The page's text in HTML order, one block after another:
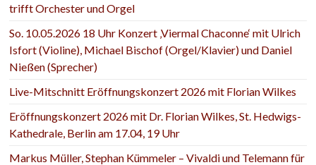
trifft Orchester und Orgel
So. 10.05.2026 18 Uhr Konzert ‚Viermal Chaconne‘ mit Ulrich
Isfort (Violine), Michael Bischof (Orgel/Klavier) und Daniel
Nießen (Sprecher)
Live-Mitschnitt Eröffnungskonzert 2026 mit Florian Wilkes
Eröffnungskonzert 2026 mit Dr. Florian Wilkes, St. Hedwigs-
Kathedrale, Berlin am 17.04, 19 Uhr
Markus Müller, Stephan Kümmeler – Vivaldi und Telemann für